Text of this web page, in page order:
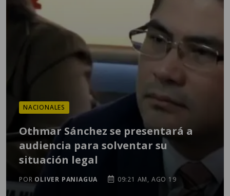
NACIONALES
Othmar Sánchez se presentará a
audiencia para solventar su
situación legal
POR OLIVER PANIAGUA 09:21 AM, AGO 19